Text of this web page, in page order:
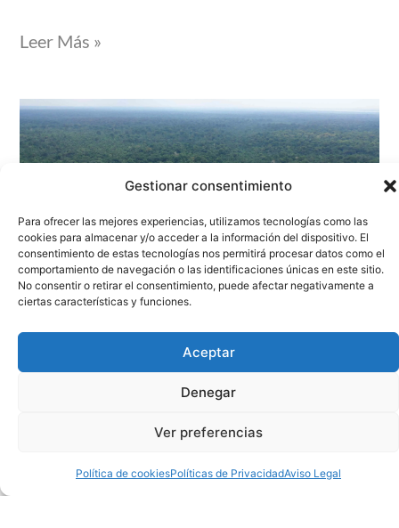
Gestionar consentimiento
Para ofrecer las mejores experiencias, utilizamos tecnologías como las
cookies para almacenar y/o acceder a la información del dispositivo. El
consentimiento de estas tecnologías nos permitirá procesar datos como el
comportamiento de navegación o las identificaciones únicas en este sitio.
No consentir o retirar el consentimiento, puede afectar negativamente a
ciertas características y funciones.
Aceptar
Denegar
Ver preferencias
Política de cookiesPolíticas de PrivacidadAviso Legal
Leer Más »
RURAL SUSTENTÁVEL: AGRICULTURA
BAJA EN CARBONO EN BRASIL
En estos meses de proyecto hemos conocido a
mundo que están luchando contra el
carbone agriculture in Brasil» permite descubrir